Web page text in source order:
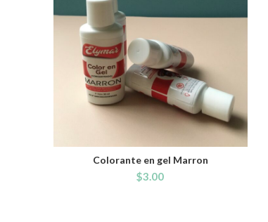
ADD TO CART
Colorante en gel Marron
$3.00